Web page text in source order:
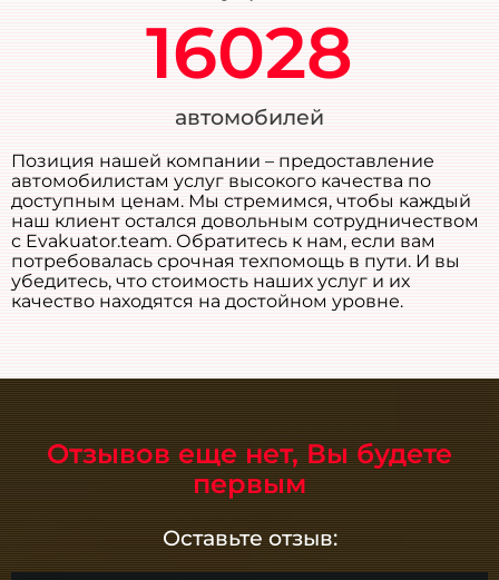
16028
автомобилей
Позиция нашей компании – предоставление
автомобилистам услуг высокого качества по
доступным ценам. Мы стремимся, чтобы каждый
наш клиент остался довольным сотрудничеством
с Evakuator.team. Обратитесь к нам, если вам
потребовалась срочная техпомощь в пути. И вы
убедитесь, что стоимость наших услуг и их
качество находятся на достойном уровне.
Отзывов еще нет, Вы будете
первым
Оставьте отзыв: